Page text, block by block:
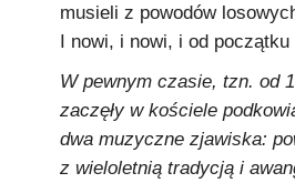
musieli z powodów
I nowi, i nowi, i od początku
W pewnym czasie, tzn. od
zaczęły w kościele
dwa muzyczne zjawiska:
z wieloletnią tradycją i